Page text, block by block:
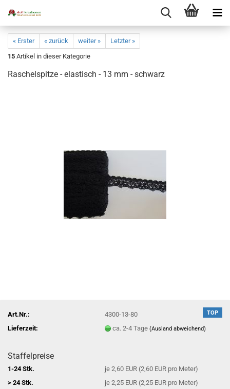
« Erster « zurück weiter »
Letzter »
15 Artikel in dieser Kategorie
Raschelspitze - elastisch - 13 mm - schwarz
TOP
Art.Nr.:
4300-13-80
Lieferzeit:
ca. 2-4 Tage(Ausland abweichend)
Staffelpreise
1-24 Stk.
je 2,60 EUR (2,60 EUR pro Meter)
> 24 Stk.
je 2,25 EUR (2,25 EUR pro Meter)